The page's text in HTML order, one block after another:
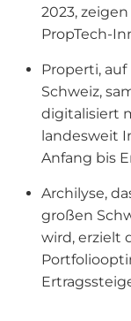
2023,
PropTech-
Properti, auf
Schweiz,
digitalisiert
landesweit
Anfang bis
Archilyse,
großen
wird, erzielt